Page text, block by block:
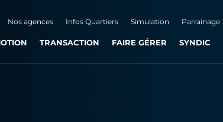
Nos agences Infos Quartiers Simulation Parrainage
TRANSACTION FAIRE GÉRER SYNDIC